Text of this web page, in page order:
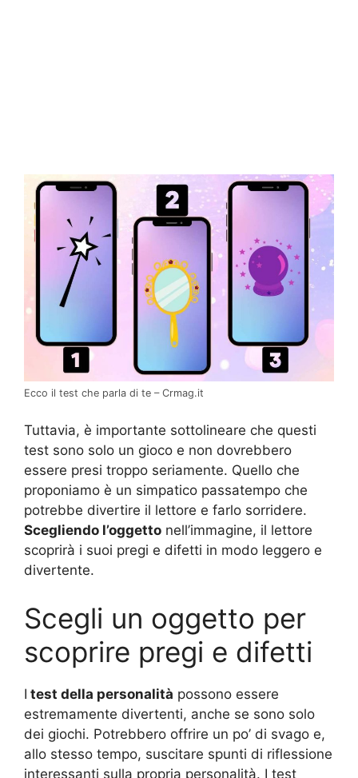
Ecco il test che parla di te – Crmag.it
Tuttavia, è importante sottolineare che questi
test sono solo un gioco e non dovrebbero
essere presi troppo seriamente. Quello che
proponiamo è un simpatico passatempo che
potrebbe divertire il lettore e farlo sorridere.
Scegliendo l’oggetto nell’immagine, il lettore
scoprirà i suoi pregi e difetti in modo leggero e
divertente.
Scegli un oggetto per
scoprire pregi e difetti
I test della personalità possono essere
estremamente divertenti, anche se sono solo
dei giochi. Potrebbero offrire un po’ di svago e,
allo stesso tempo, suscitare spunti di riflessione
interessanti sulla propria personalità. I test